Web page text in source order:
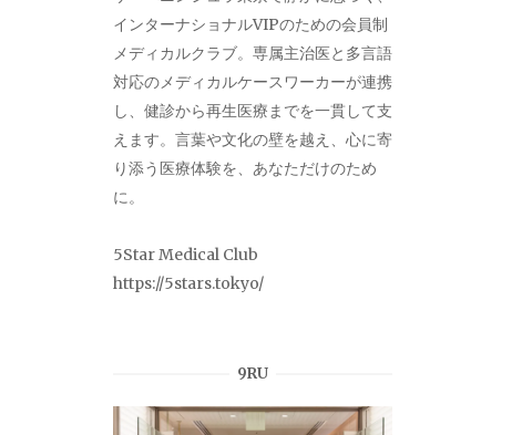
インターナショナルVIPのための会員制
メディカルクラブ。専属主治医と多言語
対応のメディカルケースワーカーが連携
し、健診から再生医療までを一貫して支
えます。言葉や文化の壁を越え、心に寄
り添う医療体験を、あなただけのため
に。
5Star Medical Club
https://5stars.tokyo/
9RU